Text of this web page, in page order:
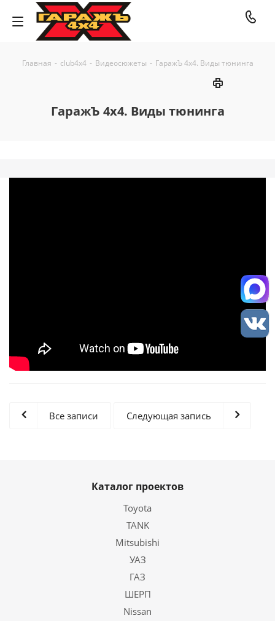
Главная - club4x4 - Видеосюжеты - ГаражЪ 4х4. Виды тюнинга
ГаражЪ 4х4. Виды тюнинга
Все записи Следующая запись
Каталог проектов
Toyota
TANK
Mitsubishi
УАЗ
ГАЗ
ШЕРП
Nissan